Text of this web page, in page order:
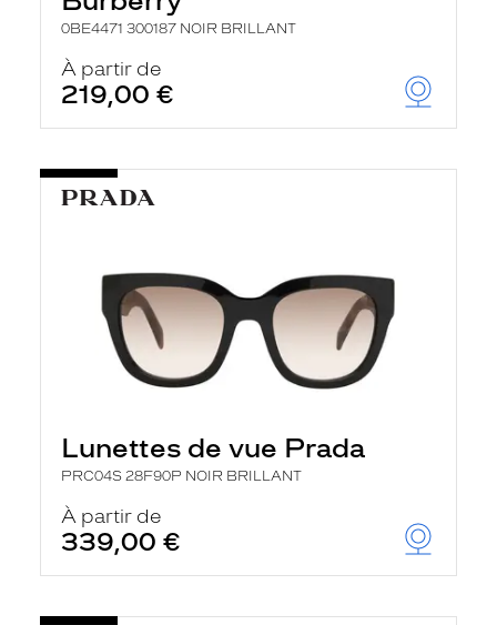
0BE4471 300187 NOIR BRILLANT
À partir de
219,00 €
Lunettes de vue Prada
PRC04S 28F90P NOIR BRILLANT
À partir de
339,00 €